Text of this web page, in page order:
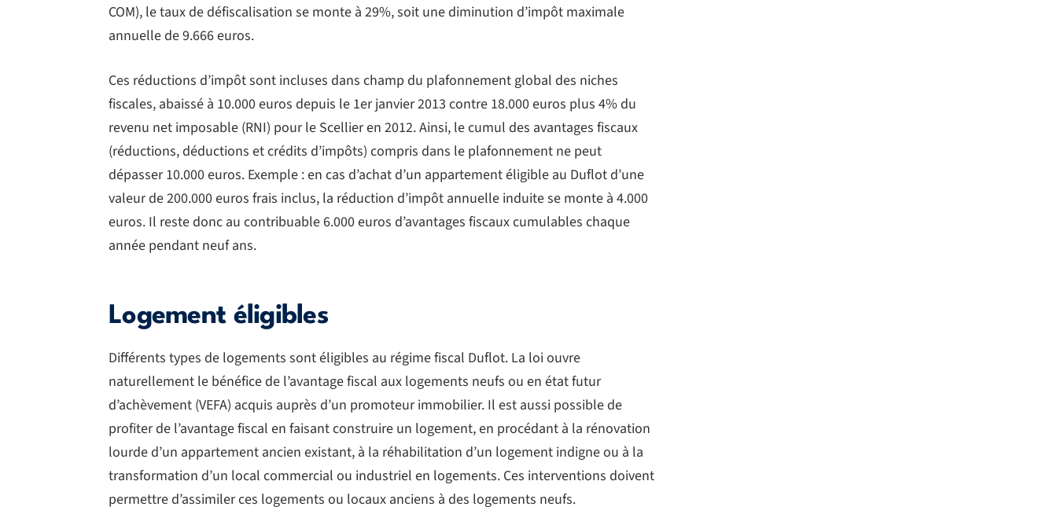
COM), le taux de défiscalisation se monte à 29%, soit une diminution d’impôt maximale
annuelle de 9.666 euros.
Ces réductions d’impôt sont incluses dans champ du plafonnement global des niches
fiscales, abaissé à 10.000 euros depuis le 1er janvier 2013 contre 18.000 euros plus 4% du
revenu net imposable (RNI) pour le Scellier en 2012. Ainsi, le cumul des avantages fiscaux
(réductions, déductions et crédits d’impôts) compris dans le plafonnement ne peut
dépasser 10.000 euros. Exemple : en cas d’achat d’un appartement éligible au Duflot d’une
valeur de 200.000 euros frais inclus, la réduction d’impôt annuelle induite se monte à 4.000
euros. Il reste donc au contribuable 6.000 euros d’avantages fiscaux cumulables chaque
année pendant neuf ans.
Logement éligibles
Différents types de logements sont éligibles au régime fiscal Duflot. La loi ouvre
naturellement le bénéfice de l’avantage fiscal aux logements neufs ou en état futur
d’achèvement (VEFA) acquis auprès d’un promoteur immobilier. Il est aussi possible de
profiter de l’avantage fiscal en faisant construire un logement, en procédant à la rénovation
lourde d’un appartement ancien existant, à la réhabilitation d’un logement indigne ou à la
transformation d’un local commercial ou industriel en logements. Ces interventions doivent
permettre d’assimiler ces logements ou locaux anciens à des logements neufs.